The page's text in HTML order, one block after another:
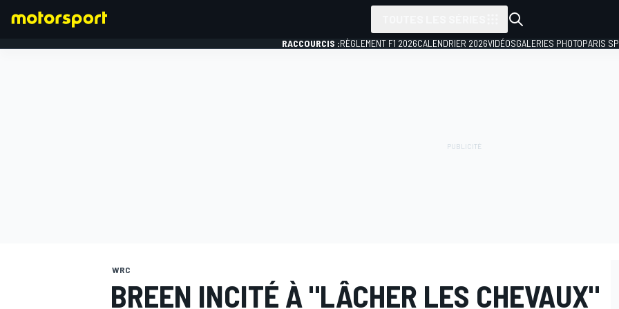
RACCOURCIS :RÈGLEMENT F1 2026CALENDRIER 2026VIDÉOSGALERIES PHOTOPARIS
WRC
BREEN INCITÉ À "LÂCHER LES CHEVAUX"